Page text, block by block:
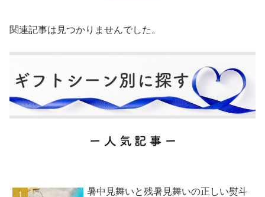
関連記事は見つかりませんでした。
暑中見舞いと残暑見舞いの正しい熨斗